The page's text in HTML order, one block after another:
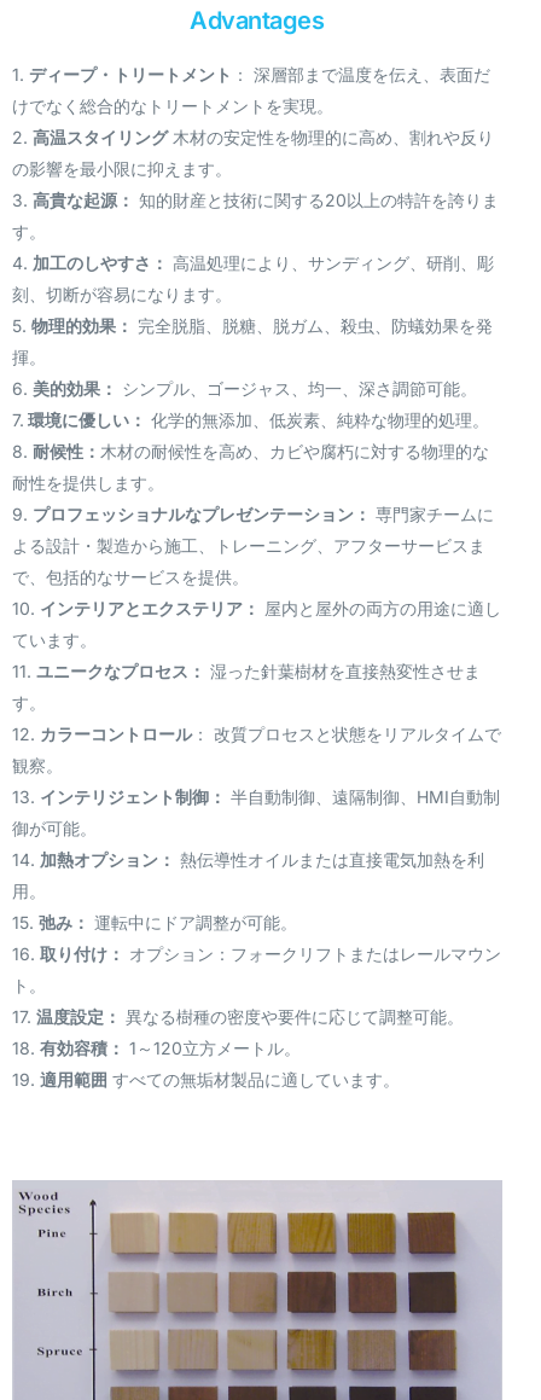
Advantages
1. ディープ・トリートメント ： 深層部まで温度を伝え、表面だ
けでなく総合的なトリートメントを実現。
2. 高温スタイリング木材の安定性を物理的に高め、割れや反り
の影響を最小限に抑えます。
3. 高貴な起源： 知的財産と技術に関する20以上の特許を誇りま
す。
4. 加工のしやすさ： 高温処理により、サンディング、研削、彫
刻、切断が容易になります。
5. 物理的効果： 完全脱脂、脱糖、脱ガム、殺虫、防蟻効果を発
揮。
6. 美的効果： シンプル、ゴージャス、均一、深さ調節可能。
7. 環境に優しい： 化学的無添加、低炭素、純粋な物理的処理。
8. 耐候性： 木材の耐候性を高め、カビや腐朽に対する物理的な
耐性を提供します。
9. プロフェッショナルなプレゼンテーション： 専門家チームに
よる設計・製造から施工、トレーニング、アフターサービスま
で、包括的なサービスを提供。
10. インテリアとエクステリア：
屋内と屋外の両方の用途に適し
ています。
11. ユニークなプロセス： 湿った針葉樹材を直接熱変性させま
す。
12. カラーコントロール： 改質プロセスと状態をリアルタイムで
観察。
13. インテリジェント制御： 半自動制御、遠隔制御、HMI自動制
御が可能。
14. 加熱オプション： 熱伝導性オイルまたは直接電気加熱を利
用。
15. 弛み： 運転中にドア調整が可能。
16. 取り付け： オプション：フォークリフトまたはレールマウン
ト。
17. 温度設定： 異なる樹種の密度や要件に応じて調整可能。
18. 有効容積： 1～120立方メートル。
19. 適用範囲 すべての無垢材製品に適しています。